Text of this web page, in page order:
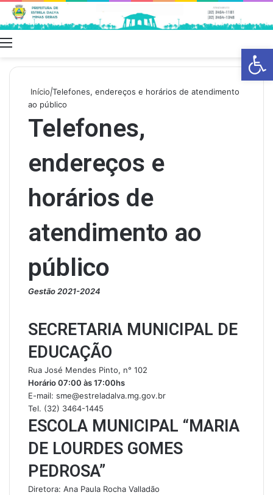
Menu
skin
Início|Telefones, endereços e horários de atendimento
ao público
Telefones,
endereços e
horários de
atendimento ao
público
Gestão 2021-2024
SECRETARIA MUNICIPAL DE
EDUCAÇÃO
Rua José Mendes Pinto, n° 102
Horário 07:00 às 17:00hs
E-mail: sme@estreladalva.mg.gov.br
Tel. (32) 3464-1445
ESCOLA MUNICIPAL “MARIA
DE LOURDES GOMES
PEDROSA”
Diretora: Ana Paula Rocha Valladão
Barra de